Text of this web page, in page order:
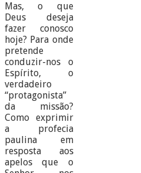
Mas, o que
Deus deseja
fazer conosco
hoje? Para onde
pretende
conduzir-nos o
Espírito, o
verdadeiro
“protagonista”
da missão?
Como exprimir
a profecia
paulina em
resposta aos
apelos que o